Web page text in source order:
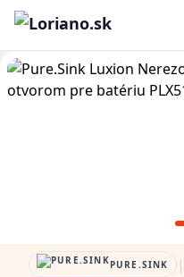
PURE.SINK |